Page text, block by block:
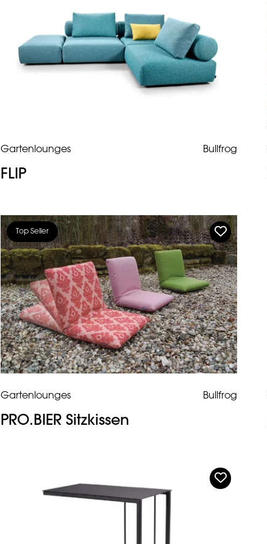
Gartenlounges Bullfrog
FLIP
Top Seller
Gartenlounges Bullfrog
PRO.BIER Sitzkissen